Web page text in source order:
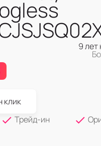
9 лет
клик
Трейд-ин